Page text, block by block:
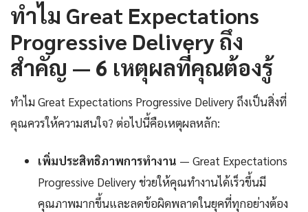
ทำไม Great Expectations
Progressive Delivery ถึง
สำคัญ — 6 เหตุผลที่คุณต้องรู้
ทำไม Great Expectations Progressive Delivery ถึงเป็นสิ่งที่
คุณควรให้ความสนใจ? ต่อไปนี้คือเหตุผลหลัก:
เพิ่มประสิทธิภาพการทำงาน — Great Expectations
Progressive Delivery ช่วยให้คุณทำงานได้เร็วขึ้นมี
คุณภาพมากขึ้นและลดข้อผิดพลาดในยุคที่ทุกอย่างต้อง